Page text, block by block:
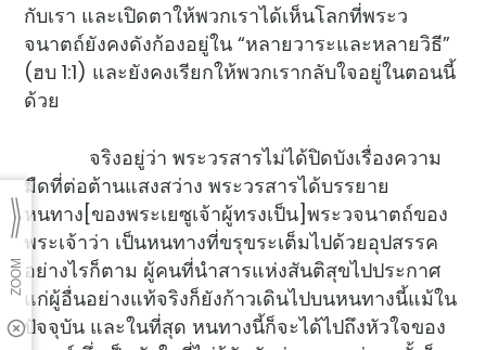
กับเรา และเปิดตาให้พวกเราได้เห็นโลกที่พระว
จนาตถ์ยังคงดังก้องอยู่ใน “หลายวาระและหลายวิธี”
(ฮบ 1:1) และยังคงเรียกให้พวกเรากลับใจอยู่ในตอนนี้
ด้วย
จริงอยู่ว่า พระวรสารไม่ได้ปิดบังเรื่องความ
มืดที่ต่อต้านแสงสว่าง พระวรสารได้บรรยาย
หนทาง[ของพระเยซูเจ้าผู้ทรงเป็น]พระวจนาตถ์ของ
พระเจ้าว่า เป็นหนทางที่ขรุขระเต็มไปด้วยอุปสรรค
อย่างไรก็ตาม ผู้คนที่นำสารแห่งสันติสุขไปประกาศ
แก่ผู้อื่นอย่างแท้จริงก็ยังก้าวเดินไปบนหนทางนี้แม้ใน
ปัจจุบัน และในที่สุด หนทางนี้ก็จะได้ไปถึงหัวใจของ